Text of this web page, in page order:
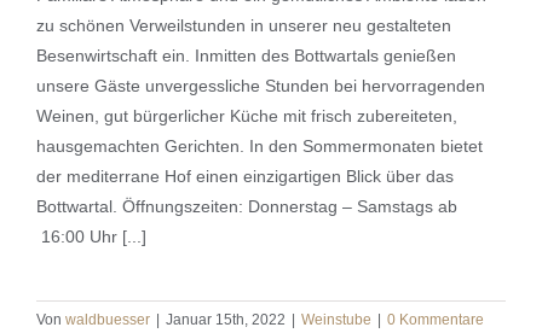
Weinstube
zu schönen Verweilstunden in unserer neu gestalteten
Besenwirtschaft ein. Inmitten des Bottwartals genießen
unsere Gäste unvergessliche Stunden bei hervorragenden
Weinen, gut bürgerlicher Küche mit frisch zubereiteten,
hausgemachten Gerichten. In den Sommermonaten bietet
der mediterrane Hof einen einzigartigen Blick über das
Bottwartal. Öffnungszeiten: Donnerstag – Samstags ab
16:00 Uhr [...]
Von waldbuesser | Januar 15th, 2022 | Weinstube | 0 Kommentare